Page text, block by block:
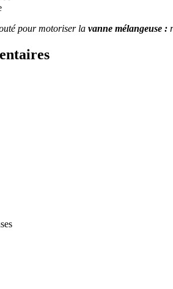
pour motoriser la vanne mélangeuse :